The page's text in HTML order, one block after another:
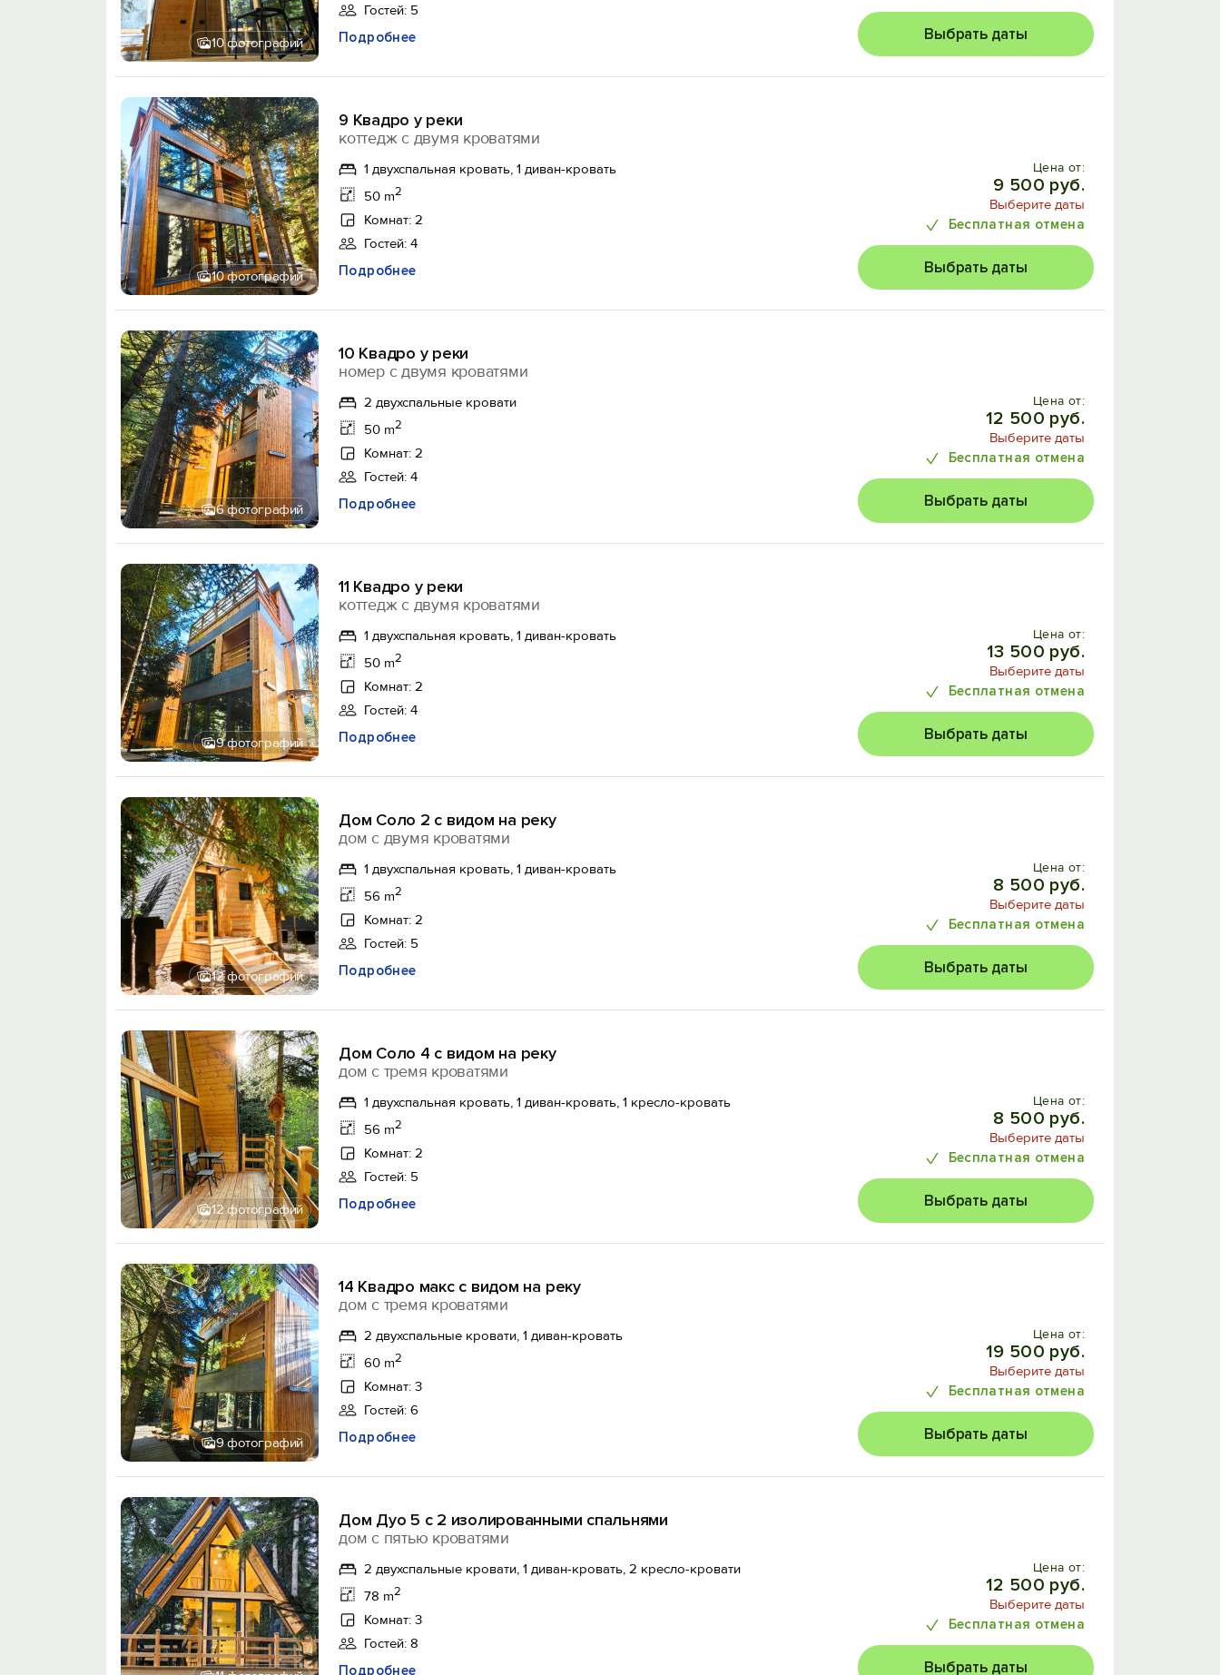
10 фотографий
Гостей: 5
Подробнее
Выбрать даты
10 фотографий
9 Квадро у реки
коттедж с двумя кроватями
1 двухспальная кровать, 1 диван-кровать
50 m2
Комнат: 2
Гостей: 4
Подробнее
Цена от:
9 500 руб.
Выберите даты
Бесплатная отмена
Выбрать даты
6 фотографий
10 Квадро у реки
номер с двумя кроватями
2 двухспальные кровати
50 m2
Комнат: 2
Гостей: 4
Подробнее
Цена от:
12 500 руб.
Выберите даты
Бесплатная отмена
Выбрать даты
9 фотографий
11 Квадро у реки
коттедж с двумя кроватями
1 двухспальная кровать, 1 диван-кровать
50 m2
Комнат: 2
Гостей: 4
Подробнее
Цена от:
13 500 руб.
Выберите даты
Бесплатная отмена
Выбрать даты
12 фотографий
Дом Соло 2 с видом на реку
дом с двумя кроватями
1 двухспальная кровать, 1 диван-кровать
56 m2
Комнат: 2
Гостей: 5
Подробнее
Цена от:
8 500 руб.
Выберите даты
Бесплатная отмена
Выбрать даты
12 фотографий
Дом Соло 4 с видом на реку
дом с тремя кроватями
1 двухспальная кровать, 1 диван-кровать, 1 кресло-кровать
56 m2
Комнат: 2
Гостей: 5
Подробнее
Цена от:
8 500 руб.
Выберите даты
Бесплатная отмена
Выбрать даты
9 фотографий
14 Квадро макс с видом на реку
дом с тремя кроватями
2 двухспальные кровати, 1 диван-кровать
60 m2
Комнат: 3
Гостей: 6
Подробнее
Цена от:
19 500 руб.
Выберите даты
Бесплатная отмена
Выбрать даты
Дом Дуо 5 с 2 изолированными спальнями
дом с пятью кроватями
2 двухспальные кровати, 1 диван-кровать, 2 кресло-кровати
78 m2
Комнат: 3
Гостей: 8
Подробнее
Цена от:
12 500 руб.
Выберите даты
Бесплатная отмена
Выбрать даты